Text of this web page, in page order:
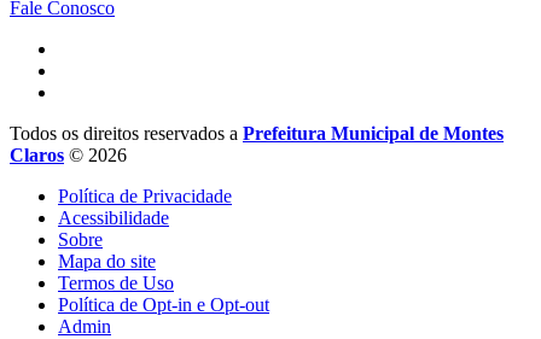
Fale Conosco
Todos os direitos reservados a Prefeitura Municipal de Montes
Claros © 2026
Política de Privacidade
Acessibilidade
Sobre
Mapa do site
Termos de Uso
Política de Opt-in e Opt-out
Admin